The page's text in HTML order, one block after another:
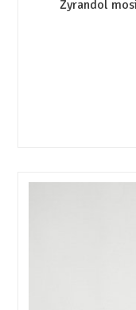
Żyrandol